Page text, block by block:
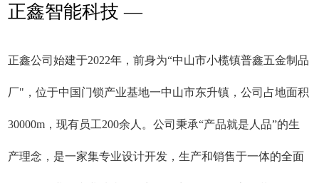
正鑫智能科技 —
正鑫公司始建于2022年，前身为“中山市小榄镇普鑫五金制品
厂"，位于中国门锁产业基地一中山市东升镇，公司占地面积
30000m，现有员工200余人。公司秉承“产品就是人品”的生
产理念，是一家集专业设计开发，生产和销售于一体的全面